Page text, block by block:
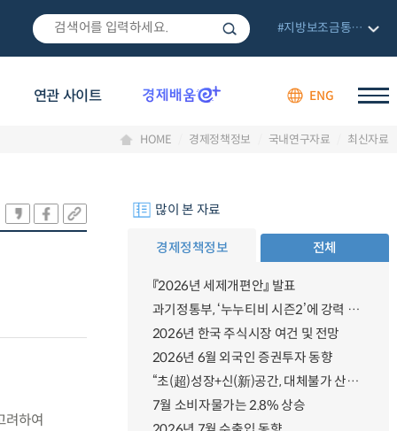
연관 사이트 ENG
#지방보조금통합관리망
HOME 경제정책정보 국내연구자료 최신자료
려하여
많이 본 자료
경제정책정보 전체
『2026년 세제개편안』 발표
과기정통부, ‘누누티비 시즌2’에 강력 대응 의지 밝혀
2026년 한국 주식시장 여건 및 전망
2026년 6월 외국인 증권투자 동향
“초(超)성장+신(新)공간, 대체불가 산업강국”
7월 소비자물가는 2.8% 상승